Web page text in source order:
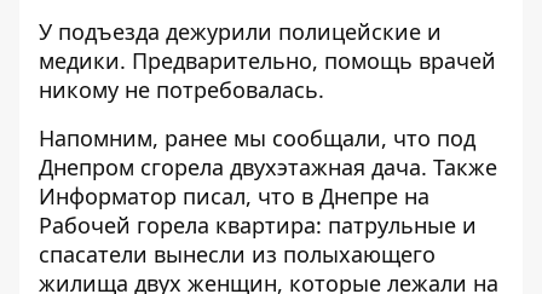
У подъезда дежурили полицейские и
медики. Предварительно, помощь врачей
никому не потребовалась.
Напомним, ранее мы сообщали, что под
Днепром сгорела двухэтажная дача. Также
Информатор писал, что в Днепре на
Рабочей горела квартира: патрульные и
спасатели вынесли из полыхающего
жилища двух женщин, которые лежали на